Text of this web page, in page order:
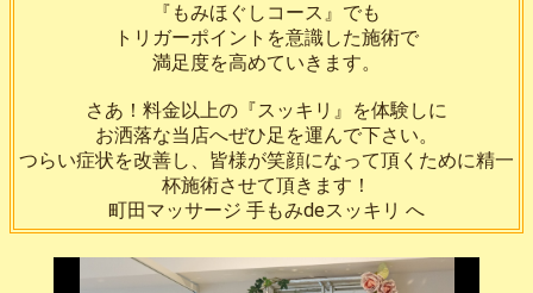
『もみほぐしコース』でも
トリガーポイントを意識した施術で
満足度を高めていきます。
さあ！料金以上の『スッキリ』を体験しに
お洒落な当店へぜひ足を運んで下さい。
つらい症状を改善し、皆様が笑顔になって頂くために精一
杯施術させて頂きます！
町田マッサージ 手もみdeスッキリ へ